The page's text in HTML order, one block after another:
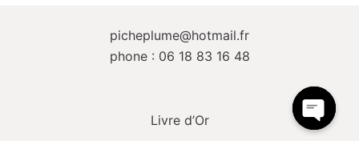
picheplume@hotmail.fr
phone : 06 18 83 16 48
Livre d’Or